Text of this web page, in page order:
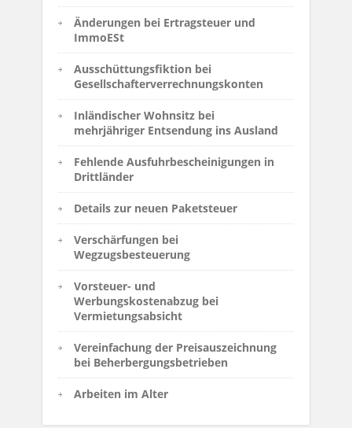
Änderungen bei Ertragsteuer und
ImmoESt
Ausschüttungsfiktion bei
Gesellschafterverrechnungskonten
Inländischer Wohnsitz bei
mehrjähriger Entsendung ins Ausland
Fehlende Ausfuhrbescheinigungen in
Drittländer
Details zur neuen Paketsteuer
Verschärfungen bei
Wegzugsbesteuerung
Vorsteuer- und
Werbungskostenabzug bei
Vermietungsabsicht
Vereinfachung der Preisauszeichnung
bei Beherbergungsbetrieben
Arbeiten im Alter